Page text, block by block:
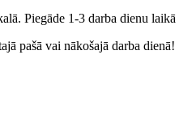
Piegāde 1-3 darba dienu laikā
pašā vai nākošajā darba dienā!